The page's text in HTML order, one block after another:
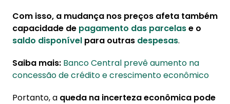
Com isso, a mudança nos preços afeta também
capacidade de pagamento das parcelase o
saldo disponível para outras despesas.
Saiba mais: Banco Central prevê aumento na
concessão de crédito e crescimento econômico
Portanto, a queda na incerteza econômica pode